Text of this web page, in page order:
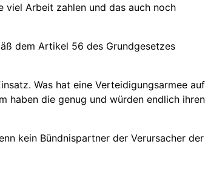
viel Arbeit zahlen und das auch noch
dem Artikel 56 des Grundgesetzes
Was hat eine Verteidigungsarmee auf
haben die genug und würden endlich ihren
kein Bündnispartner der Verursacher der